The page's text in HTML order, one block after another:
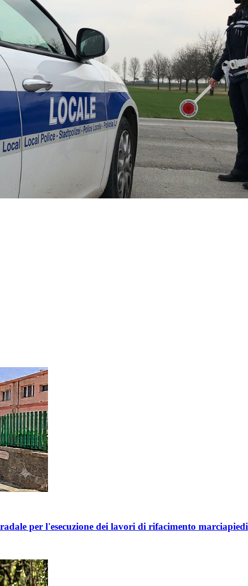
per l'esecuzione dei lavori di rifacimento marciapiedi